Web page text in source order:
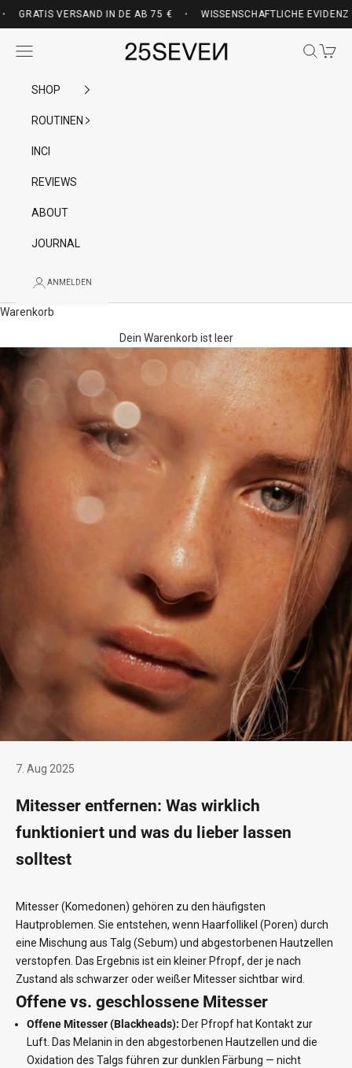
Zum Inhalt springen
VON EINER ÄRZTIN UND BIOCHEMIKERIN ENTWICKELT — GRATIS
VERSAND IN DE AB 75 € • WISSENSCHAFTLICHE EVIDENZ UND
25SEVEN
Menü Suchen
SHOP
ROUTINEN
INCI
REVIEWS
ABOUT
JOURNAL
ANMELDEN
Warenkorb
Dein Warenkorb ist leer
7. Aug 2025
Mitesser entfernen: Was wirklich
funktioniert und was du lieber lassen
solltest
Mitesser (Komedonen) gehören zu den häufigsten
Hautproblemen. Sie entstehen, wenn Haarfollikel (Poren) durch
eine Mischung aus Talg (Sebum) und abgestorbenen Hautzellen
verstopfen. Das Ergebnis ist ein kleiner Pfropf, der je nach
Zustand als schwarzer oder weißer Mitesser sichtbar wird.
Offene vs. geschlossene Mitesser
Offene Mitesser (Blackheads): Der Pfropf hat Kontakt zur
Luft. Das Melanin in den abgestorbenen Hautzellen und die
Oxidation des Talgs führen zur dunklen Färbung — nicht